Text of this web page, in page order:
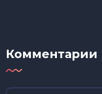
Комментарии